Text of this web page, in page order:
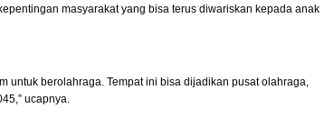
masyarakat yang bisa terus diwariskan kepada anak
untuk berolahraga. Tempat ini bisa dijadikan pusat olahraga,
ucapnya.